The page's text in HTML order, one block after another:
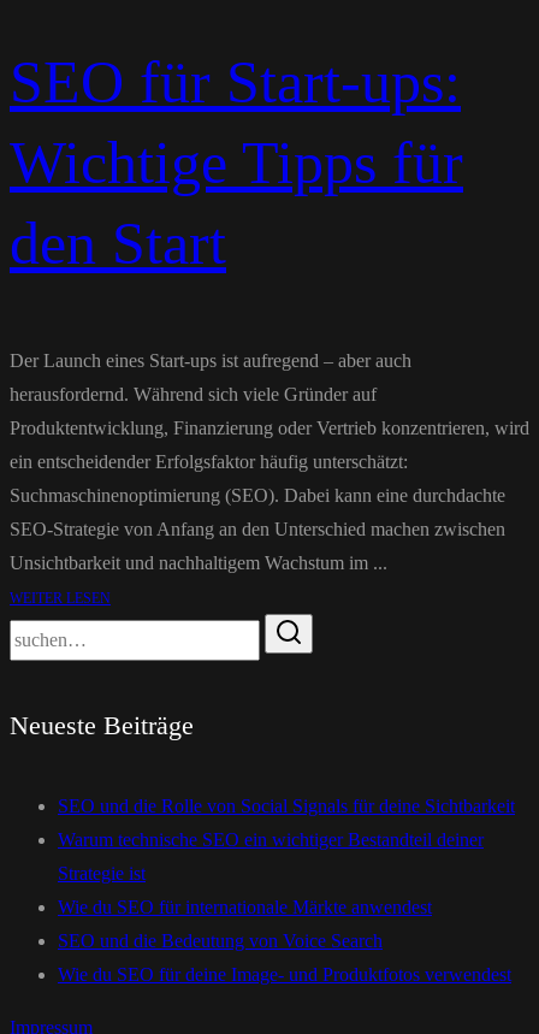
SEO für Start-ups:
Wichtige Tipps für
den Start
Der Launch eines Start-ups ist aufregend – aber auch
herausfordernd. Während sich viele Gründer auf
Produktentwicklung, Finanzierung oder Vertrieb konzentrieren, wird
ein entscheidender Erfolgsfaktor häufig unterschätzt:
Suchmaschinenoptimierung (SEO). Dabei kann eine durchdachte
SEO-Strategie von Anfang an den Unterschied machen zwischen
Unsichtbarkeit und nachhaltigem Wachstum im ...
WEITER LESEN
Neueste Beiträge
SEO und die Rolle von Social Signals für deine Sichtbarkeit
Warum technische SEO ein wichtiger Bestandteil deiner
Strategie ist
Wie du SEO für internationale Märkte anwendest
SEO und die Bedeutung von Voice Search
Wie du SEO für deine Image- und Produktfotos verwendest
Impressum